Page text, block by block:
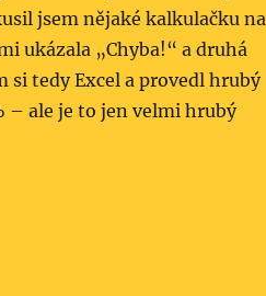
jsem nějaké kalkulačku na
ukázala „Chyba!“ a druhá
si tedy Excel a provedl hrubý
– ale je to jen velmi hrubý